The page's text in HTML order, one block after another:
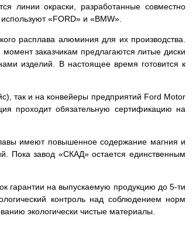
линии окраски, разработанные совместно
«FORD» и «BMW».
расплава алюминия для их производства.
заказчикам предлагаются литые диски
изделий. В настоящее время готовится к
так и на конвейеры предприятий Ford Motor
проходит обязательную сертификацию на
имеют повышенное содержание магния и
Пока завод «СКАД» остается единственным
гарантии на выпускаемую продукцию до 5-ти
контроль над соблюдением норм
экологически чистые материалы.